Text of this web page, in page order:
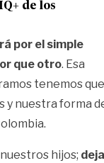
de los
por el simple
que otro. Esa
tenemos que
y nuestra forma
hijos;